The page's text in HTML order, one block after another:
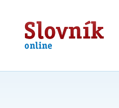
Slovník
online